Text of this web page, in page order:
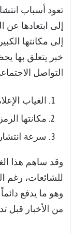
تعود أسباب
إلى ابتعادها
إلى مكانتها
خبر يتعلق بها
التواصل
الغياب
مكانتها
سرعة
وقد ساهم هذا
للشائعات، رغم
وهو ما يدفع
من الأخبار قبل